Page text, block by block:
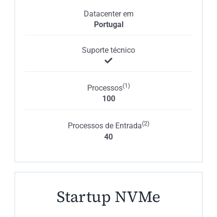
Datacenter em
Portugal
Suporte técnico
Processos(1)
100
Processos de Entrada(2)
40
Startup NVMe